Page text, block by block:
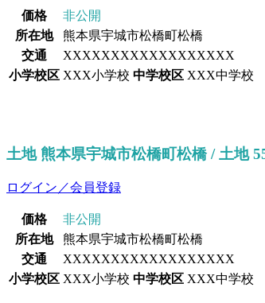
価格
非公開
所在地
熊本県宇城市松橋町松橋
交通
XXXXXXXXXXXXXXXXXX
小学校区 XXX小学校 中学校区 XXX中学校
土地 熊本県宇城市松橋町松橋 / 土地
ログイン／会員登録
価格
非公開
所在地
熊本県宇城市松橋町松橋
交通
XXXXXXXXXXXXXXXXXX
小学校区 XXX小学校 中学校区 XXX中学校